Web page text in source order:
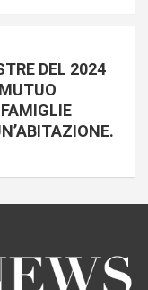
DEL 2024